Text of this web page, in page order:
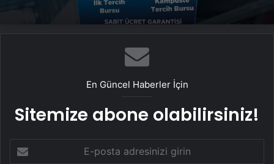
En Güncel Haberler İçin
Sitemize abone olabilirsiniz!
posta